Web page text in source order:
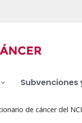
de cáncer del NCI